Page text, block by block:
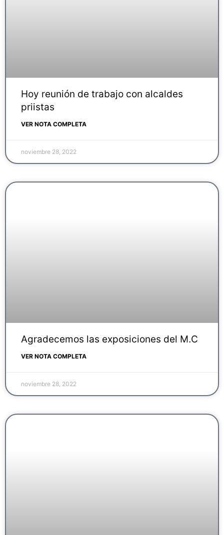
Hoy reunión de trabajo con alcaldes
priistas
VER NOTA COMPLETA
noviembre 28, 2022
Agradecemos las exposiciones del M.C
VER NOTA COMPLETA
noviembre 28, 2022